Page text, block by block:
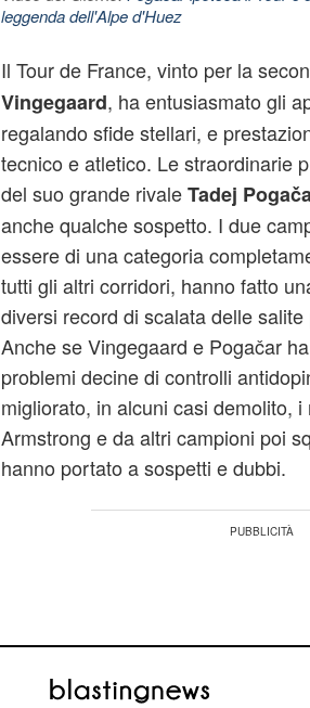
leggenda dell'Alpe d'Huez
Il Tour de France, vinto per la
Vingegaard, ha entusiasmato gli
regalando sfide stellari, e
tecnico e atletico. Le straordinarie
del suo grande rivaleTadej
anche qualche sospetto. I due
essere di una categoria
tutti gli altri corridori, hanno fatto
diversi record di scalata delle
Anche se Vingegaard e Pogačar
problemi decine di controlli
migliorato, in alcuni casi demolito,
Armstrong e da altri campioni poi
hanno portato a sospetti e dubbi.